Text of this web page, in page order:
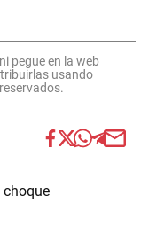
pegue en la web
usando
choque